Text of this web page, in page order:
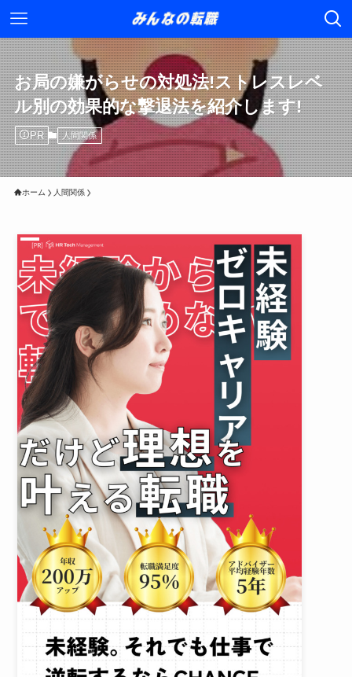
お局の嫌がらせの対処法!ストレスレベ
ル別の効果的な撃退法を紹介します!
PR 人間関係
ホーム 人間関係